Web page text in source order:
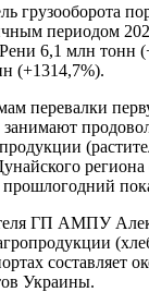
грузооборота
периодом
6,1 млн тонн
(+1314,7%).
перевалки
занимают
ГП АМПУ
составляет
Украины.